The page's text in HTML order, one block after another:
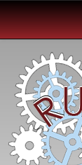
navigation